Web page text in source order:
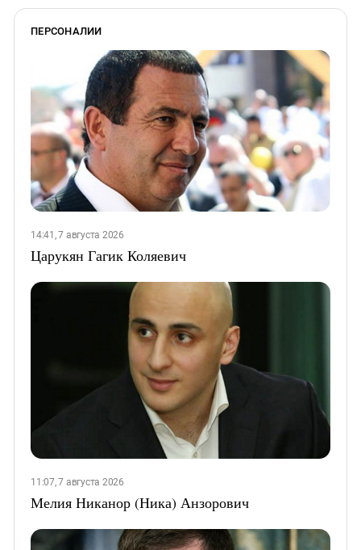
ПЕРСОНАЛИИ
14:41, 7 августа 2026
Царукян Гагик Коляевич
11:07, 7 августа 2026
Мелия Никанор (Ника) Анзорович